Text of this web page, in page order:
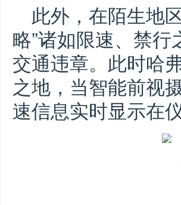
此外，在陌生地
略”诸如限速、禁
交通违章。此时哈
之地，当智能前视
速信息实时显示在